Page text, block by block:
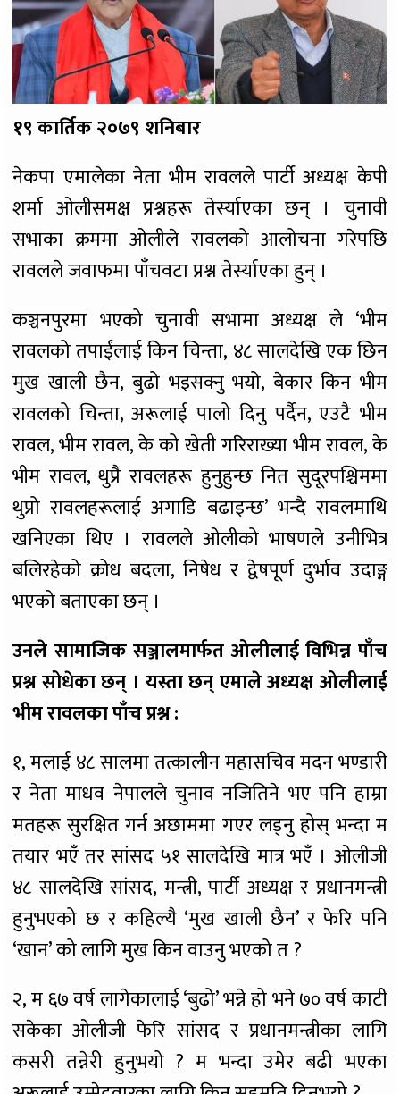
१९ कार्तिक २०७९ शनिबार
नेकपा एमालेका नेता भीम रावलले पार्टी अध्यक्ष केपी
शर्मा ओलीसमक्ष प्रश्नहरू तेर्स्याएका छन् । चुनावी
सभाका क्रममा ओलीले रावलको आलोचना गरेपछि
रावलले जवाफमा पाँचवटा प्रश्न तेर्स्याएका हुन् ।
कञ्चनपुरमा भएको चुनावी सभामा अध्यक्ष ले ‘भीम
रावलको तपाईंलाई किन चिन्ता, ४८ सालदेखि एक छिन
मुख खाली छैन, बुढो भइसक्नु भयो, बेकार किन भीम
रावलको चिन्ता, अरूलाई पालो दिनु पर्दैन, एउटै भीम
रावल, भीम रावल, के को खेती गरिराख्या भीम रावल, के
भीम रावल, थुप्रै रावलहरू हुनुहुन्छ नित सुदूरपश्चिममा
थुप्रो रावलहरूलाई अगाडि बढाइन्छ’ भन्दै रावलमाथि
खनिएका थिए । रावलले ओलीको भाषणले उनीभित्र
बलिरहेको क्रोध बदला, निषेध र द्वेषपूर्ण दुर्भाव उदाङ्ग
भएको बताएका छन् ।
उनले सामाजिक सञ्जालमार्फत ओलीलाई विभिन्न पाँच
प्रश्न सोधेका छन् । यस्ता छन् एमाले अध्यक्ष ओलीलाई
भीम रावलका पाँच प्रश्न :
१, मलाई ४८ सालमा तत्कालीन महासचिव मदन भण्डारी
र नेता माधव नेपालले चुनाव नजितिने भए पनि हाम्रा
मतहरू सुरक्षित गर्न अछाममा गएर लड्नु होस् भन्दा म
तयार भएँ तर सांसद ५१ सालदेखि मात्र भएँ । ओलीजी
४८ सालदेखि सांसद, मन्त्री, पार्टी अध्यक्ष र प्रधानमन्त्री
हुनुभएको छ र कहिल्यै ‘मुख खाली छैन’ र फेरि पनि
‘खान’ को लागि मुख किन वाउनु भएको त ?
२, म ६७ वर्ष लागेकालाई ‘बुढो’ भन्ने हो भने ७० वर्ष काटी
सकेका ओलीजी फेरि सांसद र प्रधानमन्त्रीका लागि
कसरी तन्नेरी हुनुभयो ? म भन्दा उमेर बढी भएका